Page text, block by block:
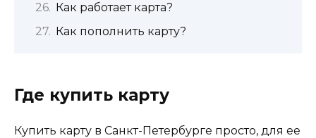
Как работает карта?
Как пополнить карту?
Где купить карту
Купить карту в Санкт-Петербурге просто, для ее